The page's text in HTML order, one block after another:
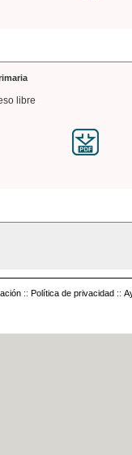
libre
:: Política de privacidad ::